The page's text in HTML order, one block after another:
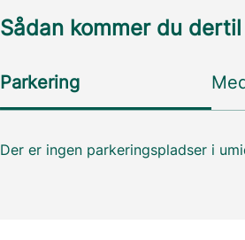
Sådan kommer du dertil
Parkering
Der er ingen parkeringspladser i